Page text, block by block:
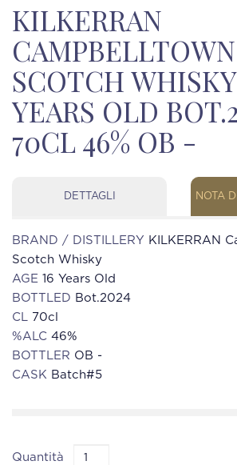
KILKERRAN
CAMPBELLTOWN
SCOTCH
YEARS OLD
70CL 46% OB -
DETTAGLI
BRAND / DISTILLERY KILKERRAN
Scotch Whisky
AGE 16 Years Old
BOTTLED Bot.2024
CL 70cl
%ALC 46%
BOTTLER OB -
CASK Batch#5
Quantità